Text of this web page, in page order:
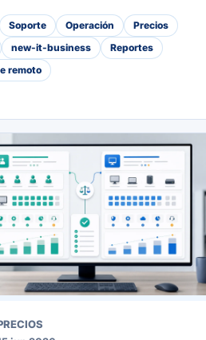
Soporte Operación
Precios
new-it-business
Reportes
remoto